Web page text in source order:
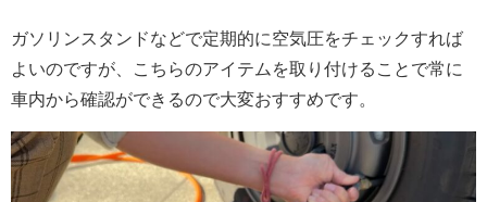
ガソリンスタンドなどで定期的に空気圧をチェックすれば
よいのですが、こちらのアイテムを取り付けることで常に
車内から確認ができるので大変おすすめです。